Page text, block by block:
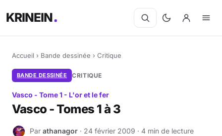
KRINEIN
Accueil › Bande dessinée › Critique
BANDE DESSINÉE CRITIQUE
Vasco - Tome 1 - L'or et le fer
Vasco - Tomes 1 à 3
A Par athanagor · 24 février 2009 · 4 min de lecture